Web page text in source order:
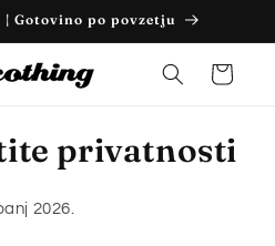
Gotovino po povzetju
Košarica
privatnosti
2026.